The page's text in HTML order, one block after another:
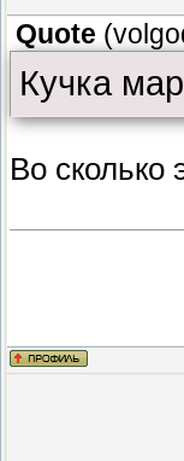
Quote (
Кучка
Во сколько